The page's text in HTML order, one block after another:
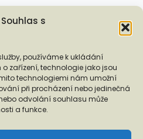
s
používáme k ukládání
zařízení, technologie jako jsou
technologiemi nám umožní
při procházení nebo jedinečná
odvolání souhlasu může
a funkce.
❭